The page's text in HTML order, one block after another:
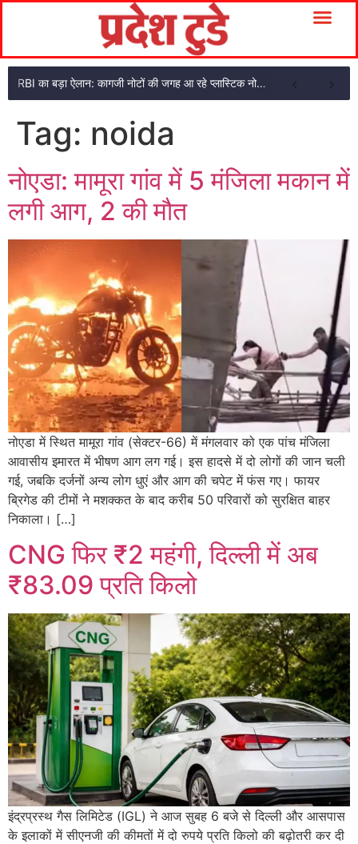
RBI का बड़ा ऐलान: कागजी नोटों की जगह आ रहे प्लास्टिक नोट, ₹10-₹20 के नोट बदल जाएंगे
Tag: noida
नोएडा: मामूरा गांव में 5 मंजिला मकान में
लगी आग, 2 की मौत
नोएडा में स्थित मामूरा गांव (सेक्टर-66) में मंगलवार को एक पांच मंजिला
आवासीय इमारत में भीषण आग लग गई। इस हादसे में दो लोगों की जान चली
गई, जबकि दर्जनों अन्य लोग धुएं और आग की चपेट में फंस गए। फायर
ब्रिगेड की टीमों ने मशक्कत के बाद करीब 50 परिवारों को सुरक्षित बाहर
निकाला। […]
CNG फिर ₹2 महंगी, दिल्ली में अब
₹83.09 प्रति किलो
इंद्रप्रस्थ गैस लिमिटेड (IGL) ने आज सुबह 6 बजे से दिल्ली और आसपास
के इलाकों में सीएनजी की कीमतों में दो रुपये प्रति किलो की बढ़ोतरी कर दी